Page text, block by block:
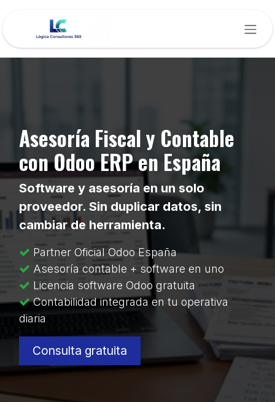
Asesoría Fiscal y Contable
con Odoo ERP en España
Software y asesoría en un solo
proveedor. Sin duplicar datos, sin
cambiar de herramienta.
Partner Oficial Odoo España
Asesoría contable + software en uno
Licencia software Odoo gratuita
Contabilidad integrada en tu operativa
diaria
Consulta gratuita